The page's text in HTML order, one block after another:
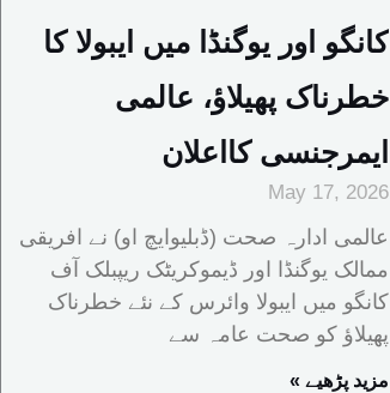
کانگو اور یوگنڈا میں ایبولا کا
خطرناک پھیلاؤ، عالمی
ایمرجنسی کااعلان
May 17, 2026
عالمی ادارہ صحت (ڈبلیوایچ او) نے افریقی
ممالک یوگنڈا اور ڈیموکریٹک ریپبلک آف
کانگو میں ایبولا وائرس کے نئے خطرناک
پھیلاؤ کو صحت عامہ سے
« مزید پڑھیے